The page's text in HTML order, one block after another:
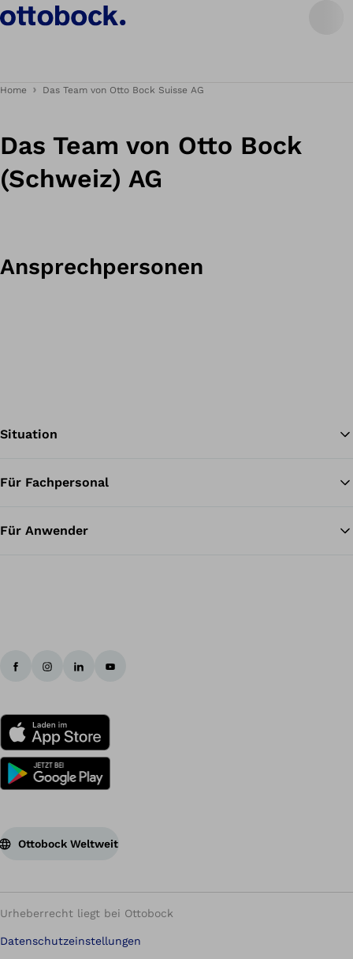
Home Das Team von Otto Bock Suisse AG
Das Team von Otto Bock
(Schweiz) AG
Ansprechpersonen
Situation
Für Fachpersonal
Für Anwender
Ottobock Weltweit
Urheberrecht liegt bei Ottobock
Datenschutzeinstellungen